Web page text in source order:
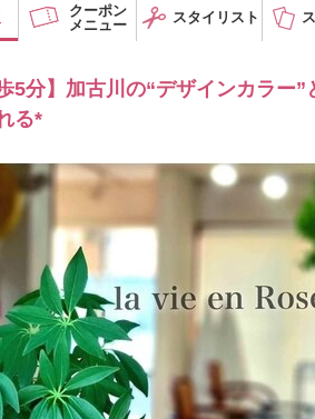
クーポン
メニュー
スタイリスト
5分】加古川の“デザインカラ
る*